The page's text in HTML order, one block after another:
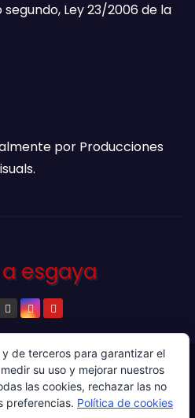
Ley 23/2006 de la
por Producciones
los derechos reservados.
Audiovisuales El
de terceros para garantizar el
su uso y mejorar nuestros
las cookies, rechazar las no
preferencias. Política de cookies